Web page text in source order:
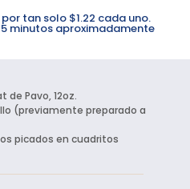
tan solo $1.22 cada uno.
minutos aproximadamente
de Pavo, 12oz.
(previamente preparado a
picados en cuadritos